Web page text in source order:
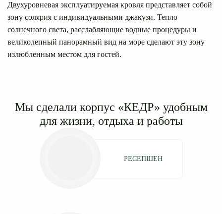
Двухуровневая эксплуатируемая кровля представляет собой
зону солярия с индивидуальными джакузи. Тепло
солнечного света, расслабляющие водные процедуры и
великолепный панорамный вид на море сделают эту зону
излюбленным местом для гостей.
Мы сделали корпус «КЕДР» удобным
для жизни, отдыха и работы
РЕСЕПШЕН